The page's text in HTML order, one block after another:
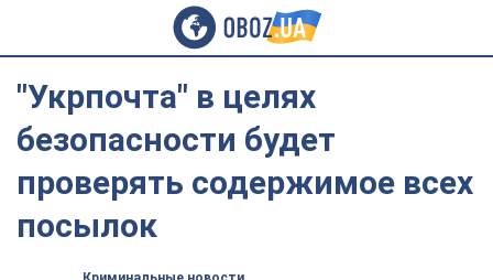
"Укрпочта" в целях
безопасности будет
проверять содержимое всех
посылок